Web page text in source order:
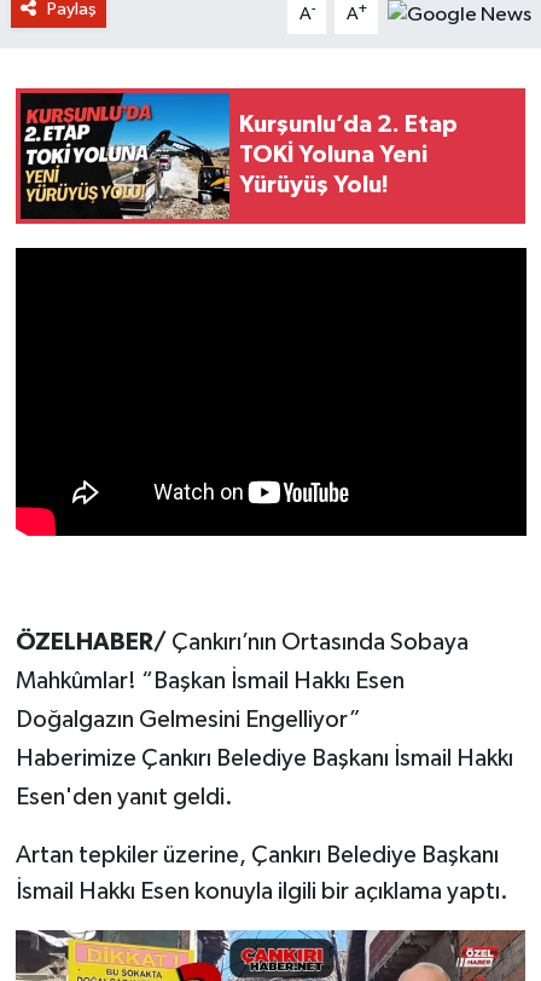
Paylaş A- A+
Kurşunlu’da 2. Etap
TOKİ Yoluna Yeni
Yürüyüş Yolu!
ÖZELHABER/ Çankırı’nın Ortasında Sobaya
Mahkûmlar! “Başkan İsmail Hakkı Esen
Doğalgazın Gelmesini Engelliyor”
Haberimize Çankırı Belediye Başkanı İsmail Hakkı
Esen'den yanıt geldi.
Artan tepkiler üzerine, Çankırı Belediye Başkanı
İsmail Hakkı Esen konuyla ilgili bir açıklama yaptı.